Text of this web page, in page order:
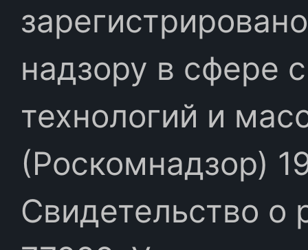
надзору в сфере
технологий и
(Роскомнадзор)
Свидетельство